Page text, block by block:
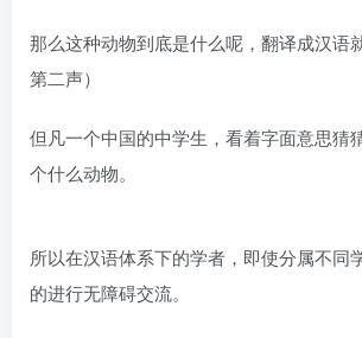
那么这种动物到底是什么呢，翻译成汉语
第二声）
但凡一个中国的中学生，看着字面意思猜
个什么动物。
所以在汉语体系下的学者，即使分属不同
的进行无障碍交流。